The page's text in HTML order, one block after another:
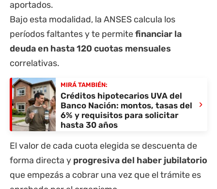
aportados.
Bajo esta modalidad, la ANSES calcula los
períodos faltantes y te permitefinanciar la
deuda en hasta 120 cuotas mensuales
correlativas.
MIRÁ TAMBIÉN:
Créditos hipotecarios UVA del
Banco Nación: montos, tasas del
6% y requisitos para solicitar
hasta 30 años
›
El valor de cada cuota elegida se descuenta de
forma directa y progresiva del haber jubilatorio
que empezás a cobrar una vez que el trámite es